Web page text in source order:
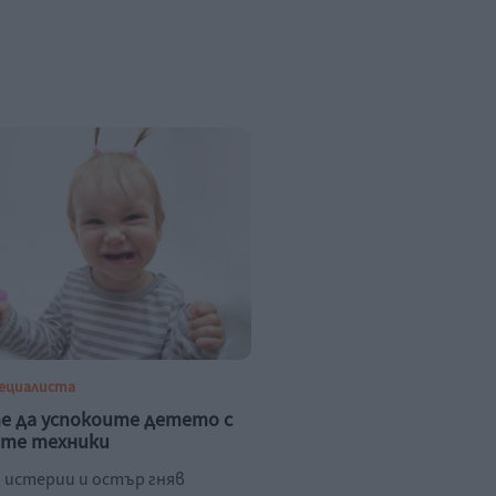
да успокоите детето с
техники
истерии и остър гняв